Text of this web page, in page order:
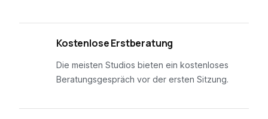
Kostenlose Erstberatung
Die meisten Studios bieten ein kostenloses
Beratungsgespräch vor der ersten Sitzung.